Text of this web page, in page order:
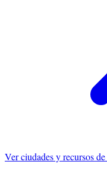
Ver ciudades y recursos de